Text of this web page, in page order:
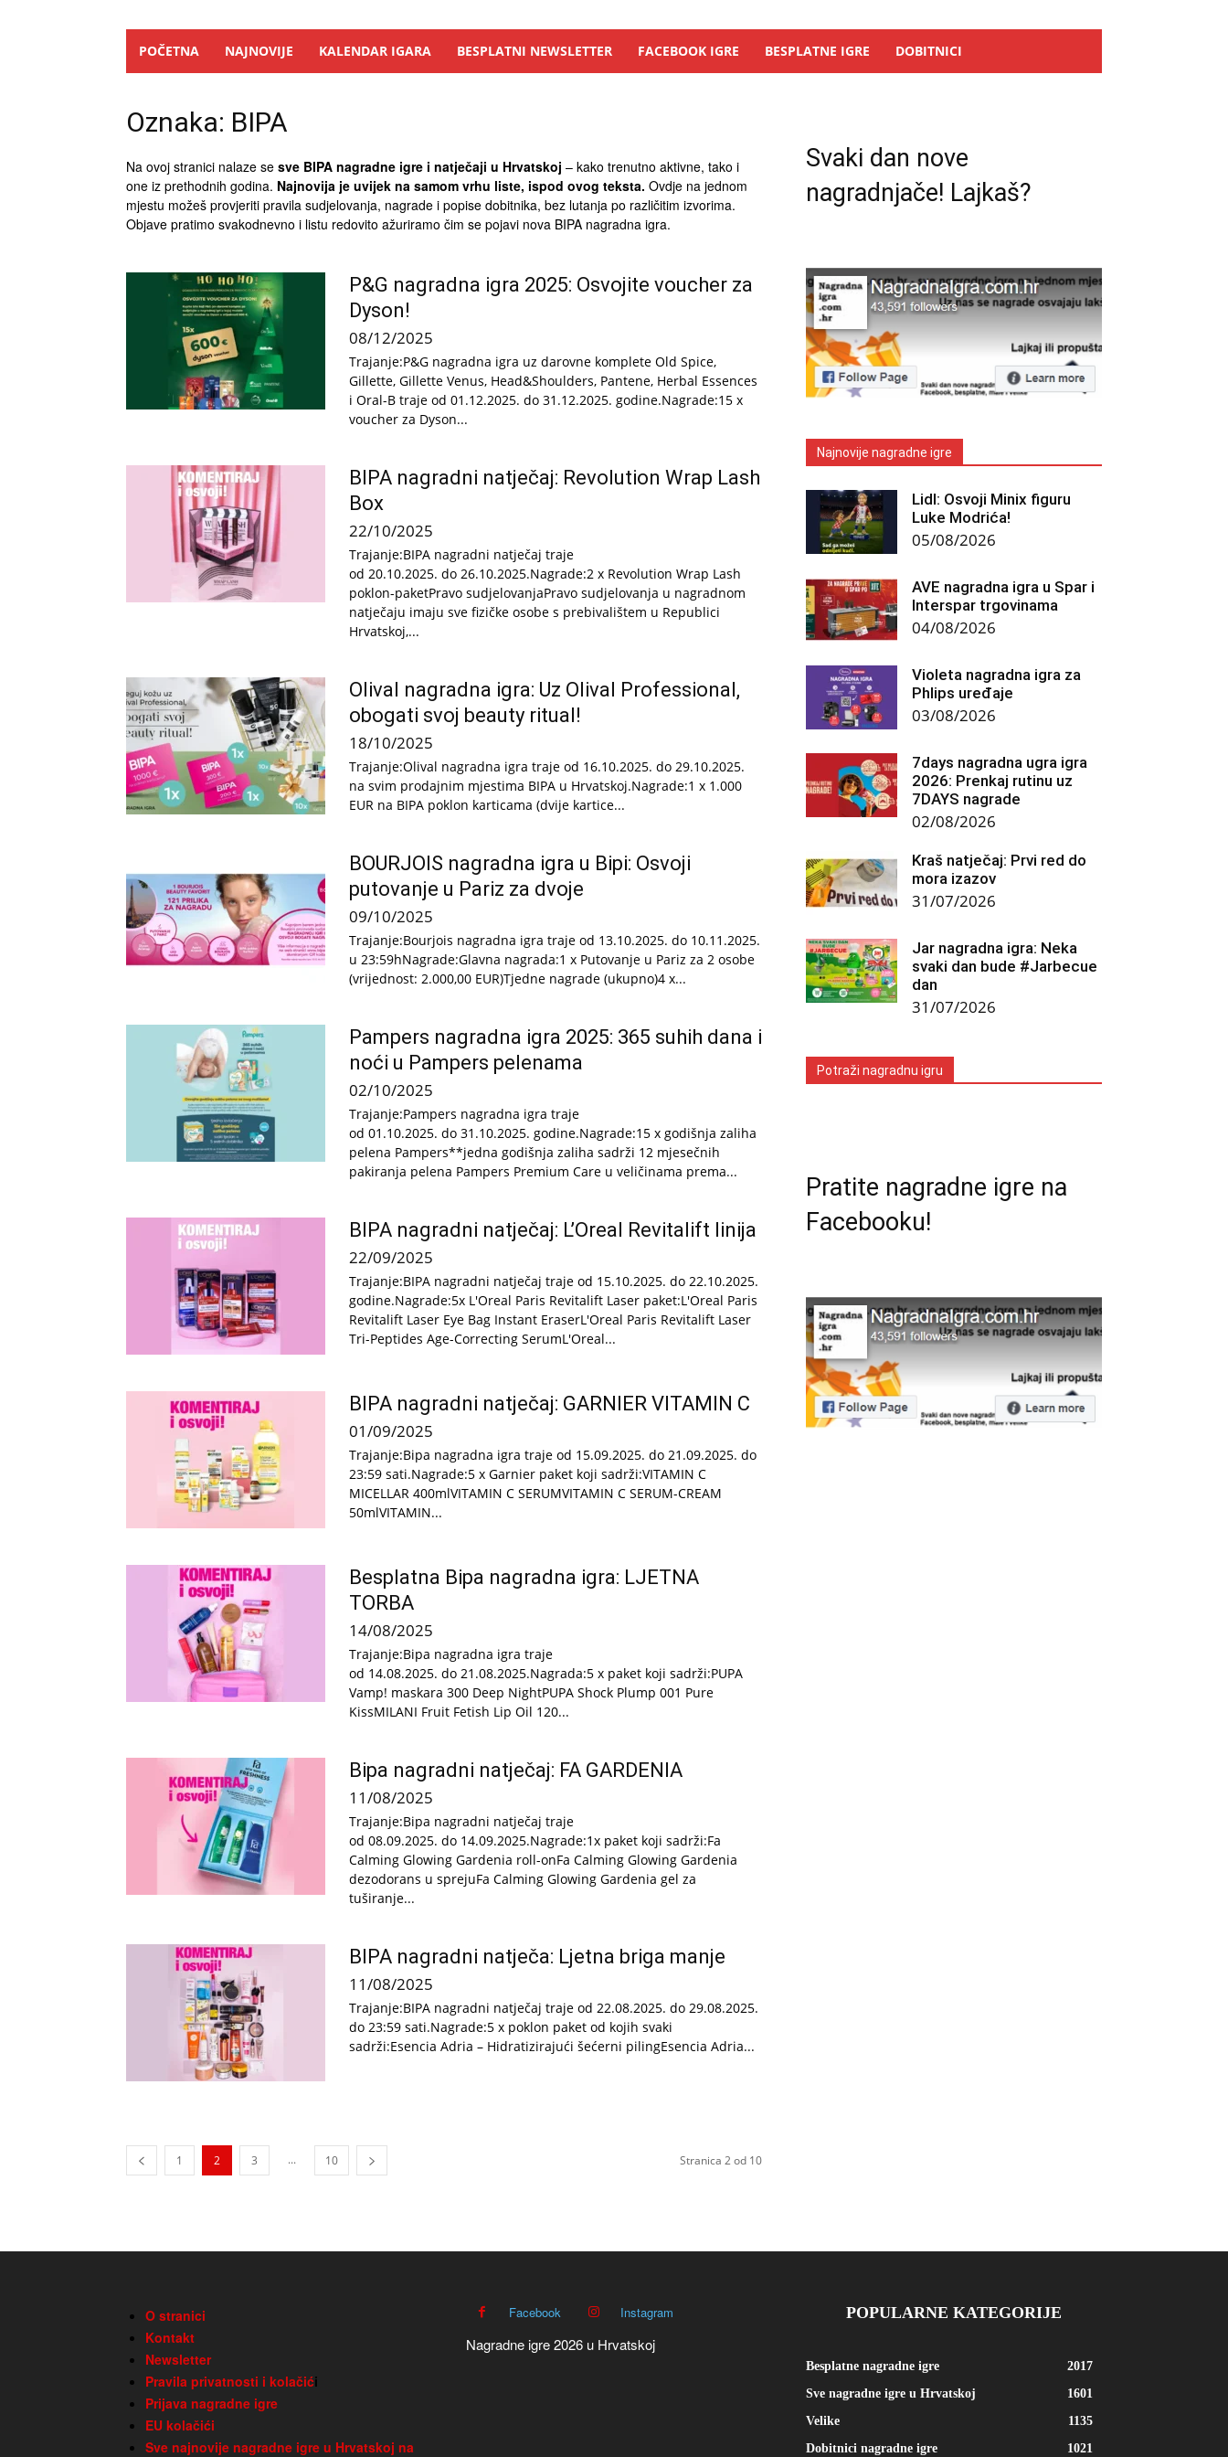
POČETNA NAJNOVIJE KALENDAR IGARA BESPLATNI NEWSLETTER FACEBOOK IGRE BESPLATNE IGRE DOBITNICI
Oznaka: BIPA
Na ovoj stranici nalaze se sve BIPA nagradne igre i natječaji u Hrvatskoj – kako trenutno aktivne, tako i
one iz prethodnih godina. Najnovija je uvijek na samom vrhu liste, ispod ovog teksta. Ovdje na jednom
mjestu možeš provjeriti pravila sudjelovanja, nagrade i popise dobitnika, bez lutanja po različitim izvorima.
Objave pratimo svakodnevno i listu redovito ažuriramo čim se pojavi nova BIPA nagradna igra.
P&G nagradna igra 2025: Osvojite voucher za
Dyson!
08/12/2025
Trajanje:P&G nagradna igra uz darovne komplete Old Spice,
Gillette, Gillette Venus, Head&Shoulders, Pantene, Herbal Essences
i Oral-B traje od 01.12.2025. do 31.12.2025. godine.Nagrade:15 x
voucher za Dyson...
BIPA nagradni natječaj: Revolution Wrap Lash
Box
22/10/2025
Trajanje:BIPA nagradni natječaj traje
od 20.10.2025. do 26.10.2025.Nagrade:2 x Revolution Wrap Lash
poklon-paketPravo sudjelovanjaPravo sudjelovanja u nagradnom
natječaju imaju sve fizičke osobe s prebivalištem u Republici
Hrvatskoj,...
Olival nagradna igra: Uz Olival Professional,
obogati svoj beauty ritual!
18/10/2025
Trajanje:Olival nagradna igra traje od 16.10.2025. do 29.10.2025.
na svim prodajnim mjestima BIPA u Hrvatskoj.Nagrade:1 x 1.000
EUR na BIPA poklon karticama (dvije kartice...
BOURJOIS nagradna igra u Bipi: Osvoji
putovanje u Pariz za dvoje
09/10/2025
Trajanje:Bourjois nagradna igra traje od 13.10.2025. do 10.11.2025.
u 23:59hNagrade:Glavna nagrada:1 x Putovanje u Pariz za 2 osobe
(vrijednost: 2.000,00 EUR)Tjedne nagrade (ukupno)4 x...
Pampers nagradna igra 2025: 365 suhih dana i
noći u Pampers pelenama
02/10/2025
Trajanje:Pampers nagradna igra traje
od 01.10.2025. do 31.10.2025. godine.Nagrade:15 x godišnja zaliha
pelena Pampers**jedna godišnja zaliha sadrži 12 mjesečnih
pakiranja pelena Pampers Premium Care u veličinama prema...
BIPA nagradni natječaj: L’Oreal Revitalift linija
22/09/2025
Trajanje:BIPA nagradni natječaj traje od 15.10.2025. do 22.10.2025.
godine.Nagrade:5x L'Oreal Paris Revitalift Laser paket:L'Oreal Paris
Revitalift Laser Eye Bag Instant EraserL'Oreal Paris Revitalift Laser
Tri-Peptides Age-Correcting SerumL'Oreal...
BIPA nagradni natječaj: GARNIER VITAMIN C
01/09/2025
Trajanje:Bipa nagradna igra traje od 15.09.2025. do 21.09.2025. do
23:59 sati.Nagrade:5 x Garnier paket koji sadrži:VITAMIN C
MICELLAR 400mlVITAMIN C SERUMVITAMIN C SERUM-CREAM
50mlVITAMIN...
Besplatna Bipa nagradna igra: LJETNA
TORBA
14/08/2025
Trajanje:Bipa nagradna igra traje
od 14.08.2025. do 21.08.2025.Nagrada:5 x paket koji sadrži:PUPA
Vamp! maskara 300 Deep NightPUPA Shock Plump 001 Pure
KissMILANI Fruit Fetish Lip Oil 120...
Bipa nagradni natječaj: FA GARDENIA
11/08/2025
Trajanje:Bipa nagradni natječaj traje
od 08.09.2025. do 14.09.2025.Nagrade:1x paket koji sadrži:Fa
Calming Glowing Gardenia roll-onFa Calming Glowing Gardenia
dezodorans u sprejuFa Calming Glowing Gardenia gel za
tuširanje...
BIPA nagradni natječa: Ljetna briga manje
11/08/2025
Trajanje:BIPA nagradni natječaj traje od 22.08.2025. do 29.08.2025.
do 23:59 sati.Nagrade:5 x poklon paket od kojih svaki
sadrži:Esencia Adria – Hidratizirajući šećerni pilingEsencia Adria...
1 2 3 ... 10 Stranica 2 od 10
Svaki dan nove
nagradnjače! Lajkaš?
Najnovije nagradne igre
Lidl: Osvoji Minix figuru
Luke Modrića!
05/08/2026
AVE nagradna igra u Spar i
Interspar trgovinama
04/08/2026
Violeta nagradna igra za
Phlips uređaje
03/08/2026
7days nagradna ugra igra
2026: Prenkaj rutinu uz
7DAYS nagrade
02/08/2026
Kraš natječaj: Prvi red do
mora izazov
31/07/2026
Jar nagradna igra: Neka
svaki dan bude #Jarbecue
dan
31/07/2026
Potraži nagradnu igru
Pratite nagradne igre na
Facebooku!
O stranici
Kontakt
Newsletter
Pravila privatnosti i kolačići
Prijava nagradne igre
EU kolačići
Sve najnovije nagradne igre u Hrvatskoj na
Facebook Instagram
Nagradne igre 2026 u Hrvatskoj
POPULARNE KATEGORIJE
Besplatne nagradne igre
2017
Sve nagradne igre u Hrvatskoj
1601
Velike
1135
Dobitnici nagradne igre
1021